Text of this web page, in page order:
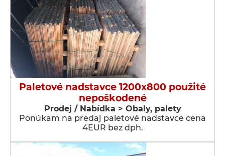
Paletové nadstavce 1200x800 použité
nepoškodené
Prodej / Nabídka > Obaly, palety
Ponúkam na predaj paletové nadstavce cena
4EUR bez dph.